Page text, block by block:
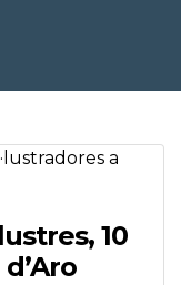
10